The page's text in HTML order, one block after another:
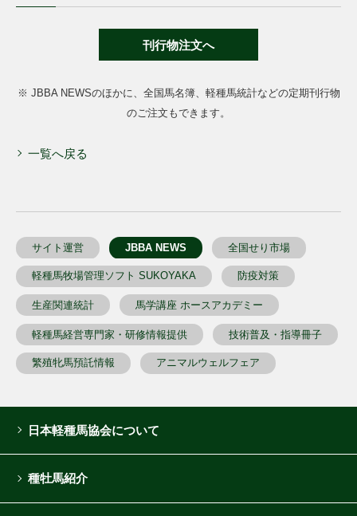
刊行物注文へ
※ JBBA NEWSのほかに、全国馬名簿、軽種馬統計などの定期刊行物
のご注文もできます。
一覧へ戻る
サイト運営 JBBA NEWS 全国せり市場
軽種馬牧場管理ソフト SUKOYAKA 防疫対策
生産関連統計 馬学講座 ホースアカデミー
軽種馬経営専門家・研修情報提供 技術普及・指導冊子
繁殖牝馬預託情報 アニマルウェルフェア
日本軽種馬協会について
種牡馬紹介